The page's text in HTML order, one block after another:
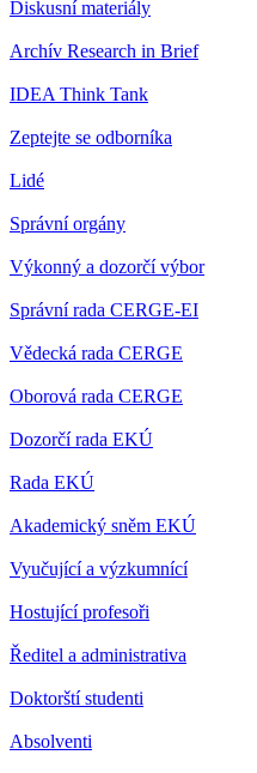
Diskusní materiály
Archív Research in Brief
IDEA Think Tank
Zeptejte se odborníka
Lidé
Správní orgány
Výkonný a dozorčí výbor
Správní rada CERGE-EI
Vědecká rada CERGE
Oborová rada CERGE
Dozorčí rada EKÚ
Rada EKÚ
Akademický sněm EKÚ
Vyučující a výzkumnící
Hostující profesoři
Ředitel a administrativa
Doktorští studenti
Absolventi